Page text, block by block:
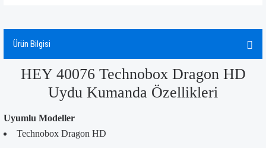
Ürün Bilgisi
HEY 40076 Technobox Dragon HD
Uydu Kumanda Özellikleri
Uyumlu Modeller
Technobox Dragon HD